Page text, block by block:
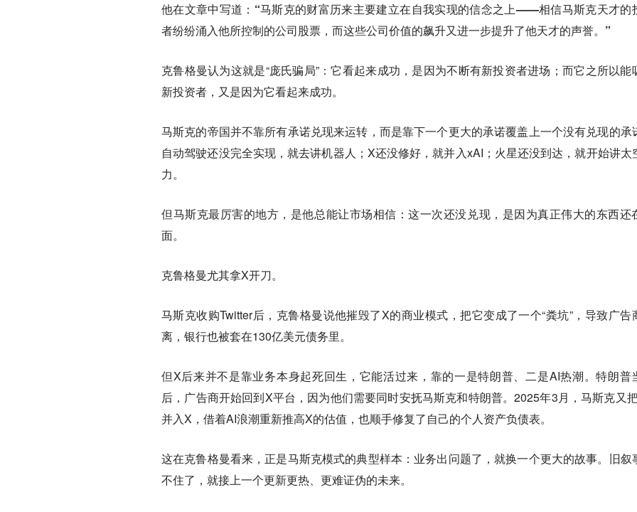
他在文章中写道： “马斯克的财富历来主要建立在自我实现的信念之上——相信马斯克天才的
者纷纷涌入他所控制的公司股票，而这些公司价值的飙升又进一步提升了他天才的声誉。”
克鲁格曼认为这就是“庞氏骗局”：它看起来成功，是因为不断有新投资者进场；而它之所以能
新投资者，又是因为它看起来成功。
马斯克的帝国并不靠所有承诺兑现来运转，而是靠下一个更大的承诺覆盖上一个没有兑现的承
自动驾驶还没完全实现，就去讲机器人；X还没修好，就并入xAI；火星还没到达，就开始讲太
力。
但马斯克最厉害的地方，是他总能让市场相信：这一次还没兑现，是因为真正伟大的东西还
面。
克鲁格曼尤其拿X开刀。
马斯克收购Twitter后，克鲁格曼说他摧毁了X的商业模式，把它变成了一个“粪坑”，导致广告
离，银行也被套在130亿美元债务里。
但X后来并不是靠业务本身起死回生，它能活过来，靠的一是特朗普、二是AI热潮。特朗普
后，广告商开始回到X平台，因为他们需要同时安抚马斯克和特朗普。2025年3月，马斯克又
并入X，借着AI浪潮重新推高X的估值，也顺手修复了自己的个人资产负债表。
这在克鲁格曼看来，正是马斯克模式的典型样本：业务出问题了，就换一个更大的故事。旧叙
不住了，就接上一个更新更热、更难证伪的未来。